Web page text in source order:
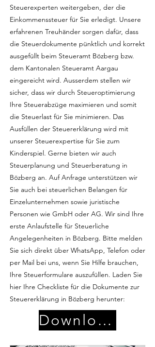
Steuerexperten weitergeben, der die
Einkommenssteuer für Sie erledigt. Unsere
erfahrenen Treuhänder sorgen dafür, dass
die Steuerdokumente pünktlich und korrekt
ausgefüllt beim Steueramt Bözberg bzw.
dem Kantonalen Steueramt Aargau
eingereicht wird. Ausserdem stellen wir
sicher, dass wir durch Steueroptimierung
Ihre Steuerabzüge maximieren und somit
die Steuerlast für Sie minimieren. Das
Ausfüllen der Steuererklärung wird mit
unserer Steuerexpertise für Sie zum
Kinderspiel. Gerne bieten wir auch
Steuerplanung und Steuerberatung in
Bözberg an. Auf Anfrage unterstützen wir
Sie auch bei steuerlichen Belangen für
Einzelunternehmen sowie juristische
Personen wie GmbH oder AG. Wir sind Ihre
erste Anlaufstelle für Steuerliche
Angelegenheiten in Bözberg. Bitte melden
Sie sich direkt über WhatsApp, Telefon oder
per Mail bei uns, wenn Sie Hilfe brauchen,
Ihre Steuerformulare auszufüllen. Laden Sie
hier Ihre Checkliste für die Dokumente zur
Steuererklärung in Bözberg herunter:
Download